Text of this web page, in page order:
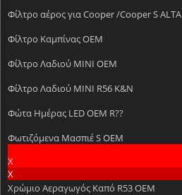
Φίλτρο αέρος για Cooper /Cooper S ALTA
Φίλτρο Καμπίνας OEM
Φίλτρο Λαδιού MINI OEM
Φίλτρο Λαδιού MINI R56 K&N
Φώτα Ημέρας LED OEM R??
Φωτιζόμενα Μασπιέ S OEM
Χ
Χ
Χρώμιο Αεραγωγός Καπό R53 OEM